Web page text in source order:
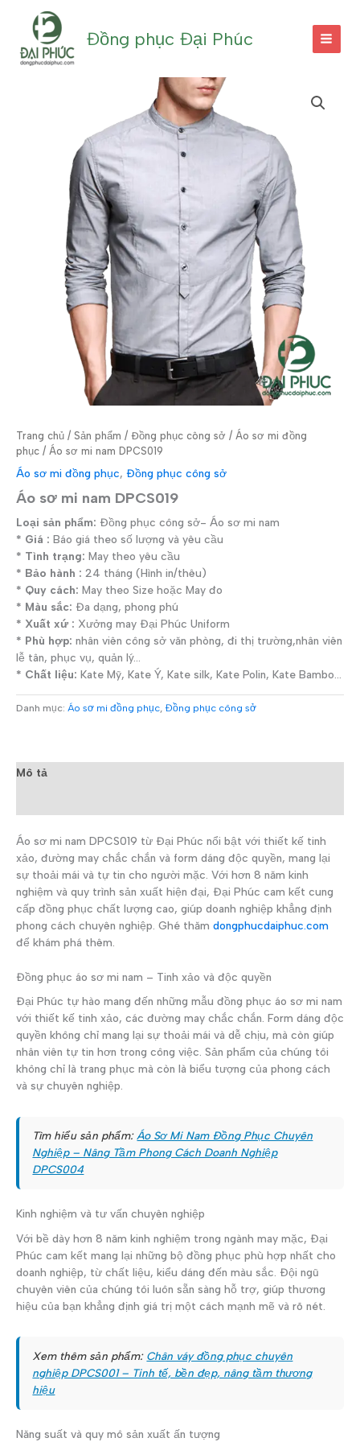
dung
Đồng phục Đại Phúc
Trang chủ / Sản phẩm / Đồng phục công sở / Áo sơ mi đồng
phục / Áo sơ mi nam DPCS019
Áo sơ mi đồng phục, Đồng phục công sở
Áo sơ mi nam DPCS019
Loại sản phẩm: Đồng phục công sở- Áo sơ mi nam
* Giá : Báo giá theo số lượng và yêu cầu
* Tình trạng: May theo yêu cầu
* Bảo hành : 24 tháng (Hình in/thêu)
* Quy cách: May theo Size hoặc May đo
* Màu sắc: Đa dạng, phong phú
* Xuất xứ : Xưởng may Đại Phúc Uniform
* Phù hợp: nhân viên công sở văn phòng, đi thị trường,nhân viên
lễ tân, phục vụ, quản lý…
* Chất liệu: Kate Mỹ, Kate Ý, Kate silk, Kate Polin, Kate Bambo…
Danh mục: Áo sơ mi đồng phục Đồng phục công sở
Mô tả
Áo sơ mi nam DPCS019 từ Đại Phúc nổi bật với thiết kế tinh
xảo, đường may chắc chắn và form dáng độc quyền, mang lại
sự thoải mái và tự tin cho người mặc. Với hơn 8 năm kinh
nghiệm và quy trình sản xuất hiện đại, Đại Phúc cam kết cung
cấp đồng phục chất lượng cao, giúp doanh nghiệp khẳng định
phong cách chuyên nghiệp. Ghé thăm dongphucdaiphuc.com
để khám phá thêm.
Đồng phục áo sơ mi nam – Tinh xảo và độc quyền
Đại Phúc tự hào mang đến những mẫu đồng phục áo sơ mi nam
với thiết kế tinh xảo, các đường may chắc chắn. Form dáng độc
quyền không chỉ mang lại sự thoải mái và dễ chịu, mà còn giúp
nhân viên tự tin hơn trong công việc. Sản phẩm của chúng tôi
không chỉ là trang phục mà còn là biểu tượng của phong cách
và sự chuyên nghiệp.
Tìm hiểu sản phẩm:Áo Sơ Mi Nam Đồng Phục Chuyên
Nghiệp – Nâng Tầm Phong Cách Doanh Nghiệp
DPCS004
Kinh nghiệm và tư vấn chuyên nghiệp
Với bề dày hơn 8 năm kinh nghiệm trong ngành may mặc, Đại
Phúc cam kết mang lại những bộ đồng phục phù hợp nhất cho
doanh nghiệp, từ chất liệu, kiểu dáng đến màu sắc. Đội ngũ
chuyên viên của chúng tôi luôn sẵn sàng hỗ trợ, giúp thương
hiệu của bạn khẳng định giá trị một cách mạnh mẽ và rõ nét.
Xem thêm sản phẩm: Chân váy đồng phục chuyên
nghiệp DPCS001 – Tinh tế, bền đẹp, nâng tầm thương
hiệu
Năng suất và quy mô sản xuất ấn tượng